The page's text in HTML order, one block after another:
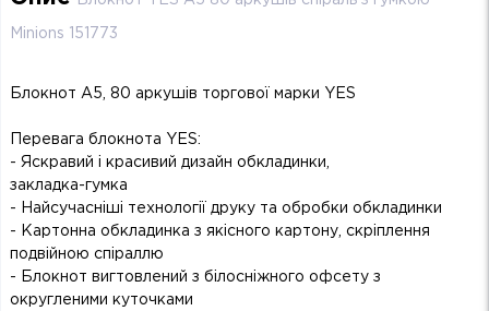
Minions 151773
Блокнот А5, 80 аркушів торгової марки YES
Перевага блокнота YES:
- Яскравий і красивий дизайн обкладинки,
закладка-гумка
- Найсучасніші технології друку та обробки обкладинки
- Картонна обкладинка з якісного картону, скріплення
подвійною спіраллю
- Блокнот вигтовлений з білосніжного офсету з
округленими куточками